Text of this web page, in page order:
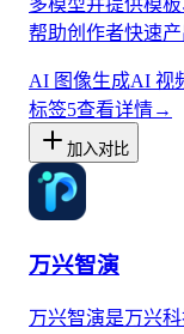
帮助创作者快速产
AI 图像生成AI 视
标签5查看详情→
加入对比
万兴智演
万兴智演是万兴